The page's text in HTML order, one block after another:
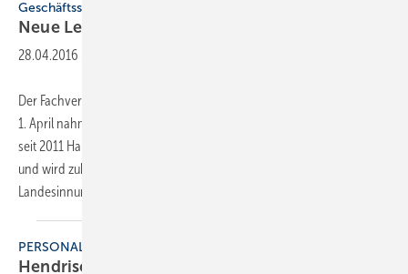
Geschäftsstelle
Neue Leitung
28.04.2016
Der Fachverband SHK Hessen hat einen neuen Geschäftsführer. Zum
1. April nahm Björn Hendrischke seine Tätigkeit auf. Der Volljurist ist
seit 2011 Hauptgeschäftsführer der Kreishandwerkerschaft Gießen
und wird zukünftig auch die Geschicke des Fachverbands leiten.
Landesinnungsmeister
PERSONALIE
Hendrischke ist Geschäftsführer des FV SHK